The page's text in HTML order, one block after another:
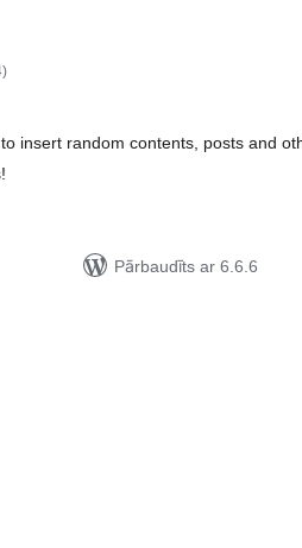
vērtējumu
kopsumma
)
insert random contents, posts and
Pārbaudīts ar 6.6.6